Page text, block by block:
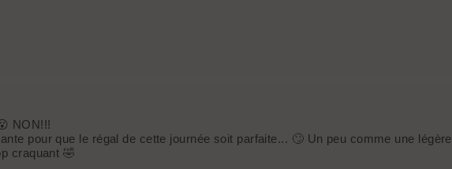
NON!!!
pour que le régal de cette journée soit parfaite... 🙄 Un peu comme une légère
craquant 🤣